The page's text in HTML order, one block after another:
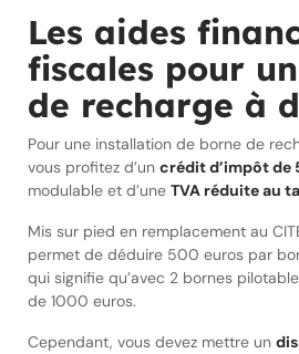
Les aides
fiscales pour
de recharge à
Pour une installation de borne de
vous profitez d’un crédit d’impôt de
modulable et d’une TVA réduite au
Mis sur pied en remplacement au
permet de déduire 500 euros par
qui signifie qu’avec 2 bornes
de 1000 euros.
Cependant, vous devez mettre un